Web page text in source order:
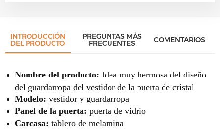
INTRODUCCIÓN
DEL PRODUCTO
PREGUNTAS MÁS
FRECUENTES COMENTARIOS
Nombre del producto: Idea muy hermosa del diseño
del guardarropa del vestidor de la puerta de cristal
Modelo: vestidor y guardarropa
Panel de la puerta: puerta de vidrio
Carcasa: tablero de melamina